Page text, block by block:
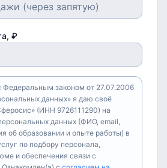
₽
Федеральным законом от 27.07.2006
данных» я даю своё
(ИНН 9726111290) на
данных (ФИО, email,
об образовании и опыте работы) в
по подбору персонала,
и обеспечения связи с